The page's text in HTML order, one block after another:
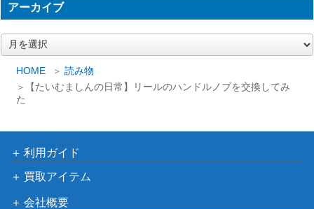
HOME
読み物
【たいむましんの日常】リールのハンドルノブを交換してみ
た
アーカイブ
ー
利用ガイド
買取アイテム
会社概要